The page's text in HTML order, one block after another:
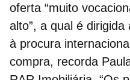
oferta “muito
alto”, a qual é dirigida
à procura
compra, recorda